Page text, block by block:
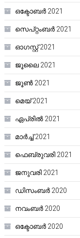
ഒക്ടോബർ 2021
സെപ്റ്റംബർ 2021
ഓഗസ്റ്റ്‌ 2021
ജൂലൈ 2021
ജൂൺ 2021
മെയ്‌ 2021
ഏപ്രിൽ 2021
മാർച്ച്‌ 2021
ഫെബ്രുവരി 2021
ജനുവരി 2021
ഡിസംബർ 2020
നവംബർ 2020
ഒക്ടോബർ 2020